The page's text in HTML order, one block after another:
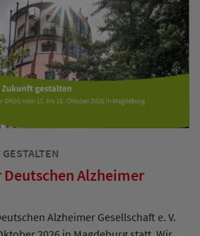
Deutschen Alzheimer
Alzheimer Gesellschaft e. V.